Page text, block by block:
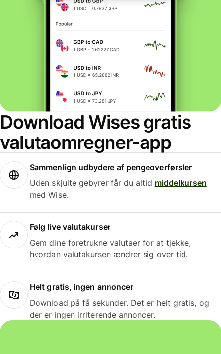
Download Wises gratis
valutaomregner-app
Sammenlign udbydere af pengeoverførsler
Uden skjulte gebyrer får du altid middelkursen
med Wise.
Følg live valutakurser
Gem dine foretrukne valutaer for at tjekke,
hvordan valutakursen ændrer sig over tid.
Helt gratis, ingen annoncer
Download på få sekunder. Det er helt gratis, og
der er ingen irriterende annoncer.